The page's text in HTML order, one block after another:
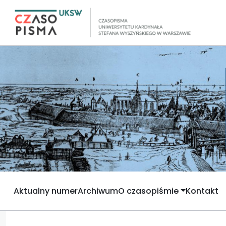
Aktualny numerArchiwumO czasopiśmie Kontakt